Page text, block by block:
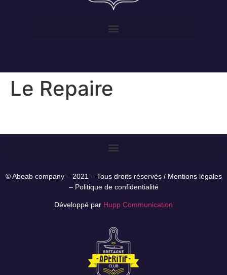
Le Repaire
© Abeab company – 2021 – Tous droits réservés / Mentions légales
– Politique de confidentialité
Développé par Hupp Communication